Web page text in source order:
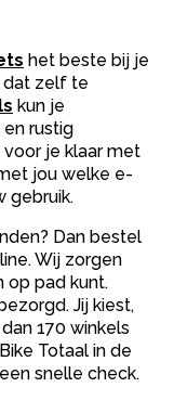
het beste bij je
dat zelf te
kun je
rustig
je klaar met
jou welke e-
gebruik.
Dan bestel
Wij zorgen
op pad kunt.
Jij kiest,
170 winkels
Totaal in de
snelle check.